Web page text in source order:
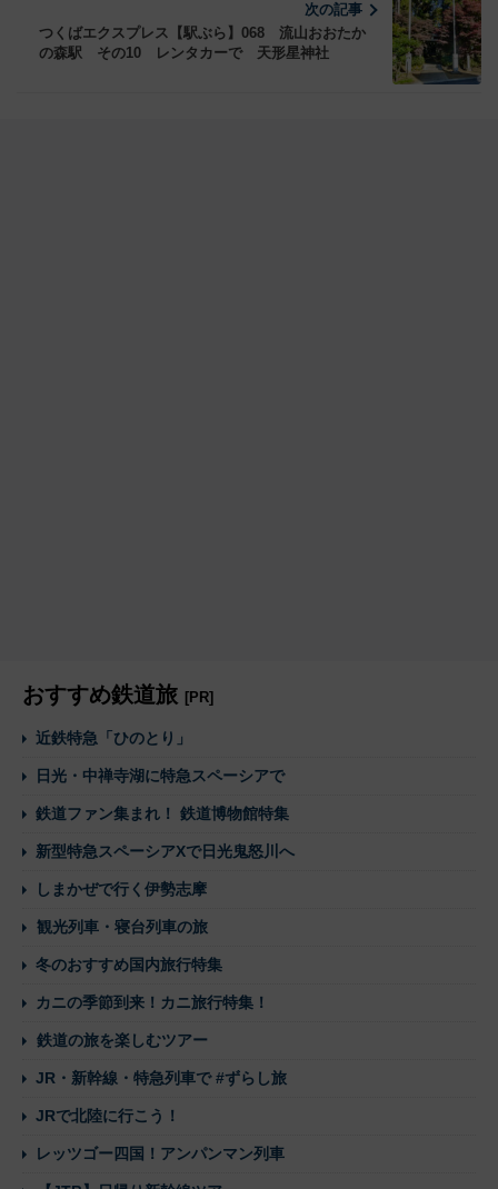
次の記事
つくばエクスプレス【駅ぶら】068 流山おおたか
の森駅 その10 レンタカーで 天形星神社
おすすめ鉄道旅 [PR]
近鉄特急「ひのとり」
日光・中禅寺湖に特急スペーシアで
鉄道ファン集まれ！ 鉄道博物館特集
新型特急スペーシアXで日光鬼怒川へ
しまかぜで行く伊勢志摩
観光列車・寝台列車の旅
冬のおすすめ国内旅行特集
カニの季節到来！カニ旅行特集！
鉄道の旅を楽しむツアー
JR・新幹線・特急列車で #ずらし旅
JRで北陸に行こう！
レッツゴー四国！アンパンマン列車